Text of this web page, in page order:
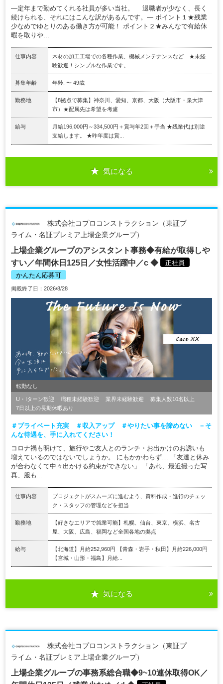
―定年まで勤めてくれる社員が多い当社。 退職者が少なく、長く
続けられる、それにはこんな訳があるんです。― ポイント１★残業
少なめでゆとりのある働き方が可能！ ポイント２★みんなで有給休
暇を取りや...
仕事内容
木材の加工工場での各種作業、機械メンテナンスなど ★未経
験歓迎！シンプルな作業です。
募集年齢 年齢: 〜 49歳
勤務地
【8拠点で募集】神奈川、愛知、京都、大阪（大阪市・泉大津
市）★配属先は希望を考慮
給与
月給196,000円～334,500円＋賞与年2回＋手当 ★残業代は別途
支給します。 ★昨年度は賞...
気になる
株式会社コプロコンストラクション（東証プ
ライム・名証プレミア上場企業グループ）
上場企業グループのアシスタント事務◆有給が取得しや
すい／年間休日125日／女性活躍中／c ◆
正社員
かんたん応募可
掲載終了日：2026/8/28
転勤なし
U・Iターン歓迎 職種未経験歓迎 業界未経験歓迎
募集人数10名以上
7日以上の長期休暇あり
＃プライベート充実 ＃収入アップ ＃やりたい事を諦めない －そ
んな待遇を、手に入れてください！
コロナ禍も明けて、旅行やご友人とのランチ・お出かけのお誘いも
増えているのではないでしょうか。 にもかかわらず… 「友達と休み
が合わなくて中々出かける約束ができない」 「あれ、最近撮った写
真、服も...
仕事内容
プロジェクトがスムーズに進むよう、資料作成・進行のチェッ
ク・スタッフの管理などを担当
勤務地
【好きなエリアで就業可能】札幌、仙台、東京、横浜、名古
屋、大阪、広島、福岡など全国各地の拠点
給与
【北海道】月給252,960円 【青森・岩手・秋田】月給226,000円
【宮城・山形・福島】月給...
気になる
株式会社コプロコンストラクション（東証プ
ライム・名証プレミア上場企業グループ）
上場企業グループの事務系総合職◆9~10連休取得OK／